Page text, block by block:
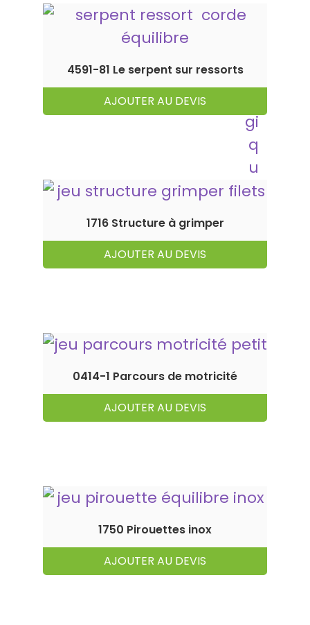
4591-81 Le serpent sur ressorts
AJOUTER AU DEVIS
1716 Structure à grimper
AJOUTER AU DEVIS
0414-1 Parcours de motricité
AJOUTER AU DEVIS
1750 Pirouettes inox
AJOUTER AU DEVIS